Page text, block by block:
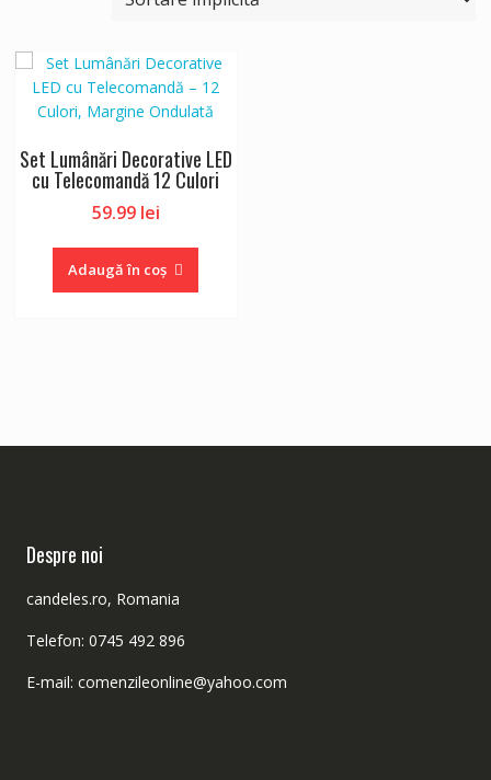
Set Lumânări Decorative LED
cu Telecomandă 12 Culori
59.99 lei
Adaugă în coș
Despre noi
candeles.ro, Romania
Telefon: 0745 492 896
E-mail: comenzileonline@yahoo.com